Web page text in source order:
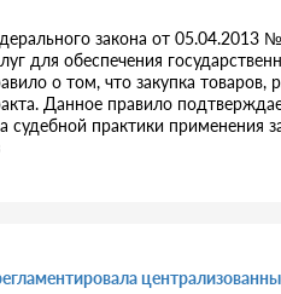
закона от 05.04.2013
для обеспечения
о том, что закупка товаров,
Данное правило
судебной практики применения